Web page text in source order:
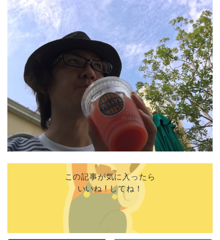
この記事が気に入ったら
いいね ! してね！